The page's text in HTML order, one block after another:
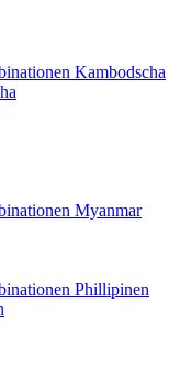
Kambodscha
Myanmar
Phillipinen